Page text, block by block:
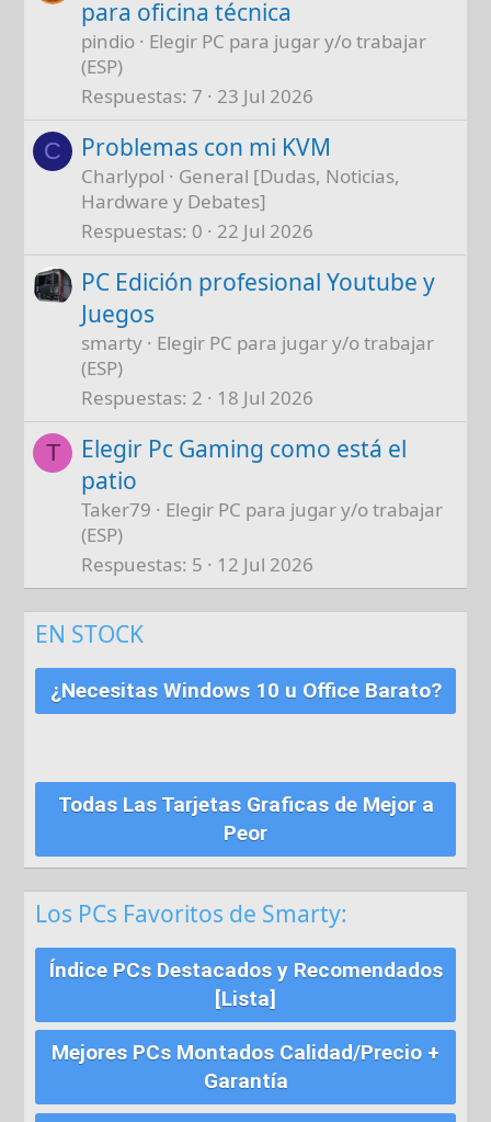
para oficina técnica
pindio
Elegir PC para jugar y/o trabajar
(ESP)
Respuestas 7 23 Jul 2026
C Problemas con mi KVM
Charlypol
General [Dudas, Noticias,
Hardware y Debates]
Respuestas 0 22 Jul 2026
PC Edición profesional Youtube y
Juegos
smarty
Elegir PC para jugar y/o trabajar
(ESP)
Respuestas 2 18 Jul 2026
T
Elegir Pc Gaming como está el
patio
Taker79
Elegir PC para jugar y/o trabajar
(ESP)
Respuestas 5 12 Jul 2026
EN STOCK
¿Necesitas Windows 10 u Office Barato?
Todas Las Tarjetas Graficas de Mejor a
Peor
Los PCs Favoritos de Smarty:
Índice PCs Destacados y Recomendados
[Lista]
Mejores PCs Montados Calidad/Precio +
Garantía